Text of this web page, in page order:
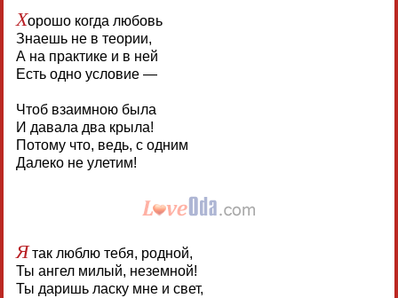
Хорошо когда любовь
Знаешь не в теории,
А на практике и в ней
Есть одно условие —
Чтоб взаимною была
И давала два крыла!
Потому что, ведь, с одним
Далеко не улетим!
Ятак люблю тебя, родной,
Ты ангел милый, неземной!
Ты даришь ласку мне и свет,